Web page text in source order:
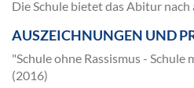
Die Schule bietet das Abitur nach
AUSZEICHNUNGEN UND
"Schule ohne Rassismus -
(2016)